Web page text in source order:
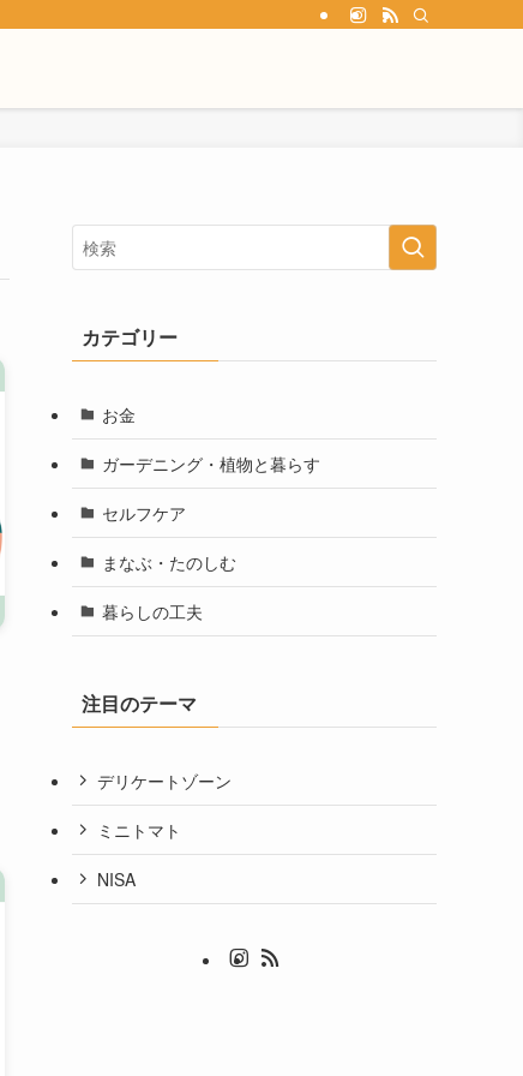
カテゴリー
お金
ガーデニング・植物と暮らす
セルフケア
まなぶ・たのしむ
暮らしの工夫
注目のテーマ
デリケートゾーン
ミニトマト
NISA